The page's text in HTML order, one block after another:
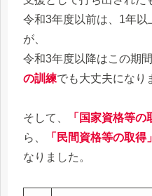
令和3年度以前は、1年以
が、
令和3年度以降はこの期
の訓練でも大丈夫になり
そして、 「国家資格等
ら、
「民間資格等の取
なりました。